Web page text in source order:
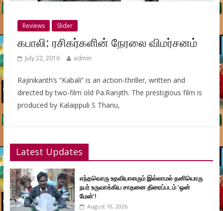
Reviews Slider
கபாலி: ரசிகர்களின் நேரலை விமர்சனம்
July 22, 2016 admin
Rajinikanth’s “Kabali” is an action-thriller, written and
directed by two-film old Pa.Ranjith. The prestigious film is
produced by Kalaippuli S Thanu,
Latest Updates
எந்தவொரு உதவியாளரும் இல்லாமல் தனியொரு
நபர் உருவாக்கிய சாதனை திரைப்படம் ‘ஒன்
மேன்’!
August 10, 2026